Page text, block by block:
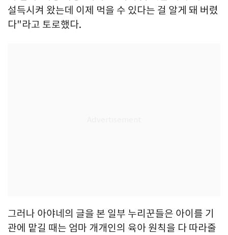
설득시켜 왔는데 이제 먹을 수 있다는 걸 알게 돼 버렸
다"라고 토로했다.
그러나 아야네의 글을 본 일부 누리꾼들은 아이를 기
관에 맡길 때는 엄마 개개인의 육아 원칙을 다 따라줄